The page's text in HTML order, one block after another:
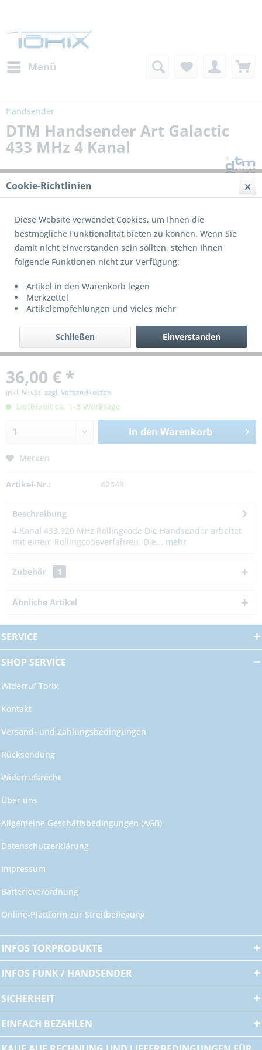
Menü
Handsender
DTM Handsender Art Galactic
433 MHz 4 Kanal
36,00 € *
inkl. MwSt. zzgl. Versandkosten
Lieferzeit ca. 1-3 Werktage
In den Warenkorb
Merken
Artikel-Nr.: 42343
Beschreibung
4 Kanal 433.920 MHz Rollingcode Die Handsender arbeitet
mit einem Rollingcodeverfahren. Die... mehr
Zubehör 1
Ähnliche Artikel
SERVICE
SHOP SERVICE
Widerruf Torix
Kontakt
Versand- und Zahlungsbedingungen
Rücksendung
Widerrufsrecht
Über uns
Allgemeine Geschäftsbedingungen (AGB)
Datenschutzerklärung
Impressum
Batterieverordnung
Online-Plattform zur Streitbeilegung
INFOS TORPRODUKTE
INFOS FUNK / HANDSENDER
SICHERHEIT
EINFACH BEZAHLEN
Cookie-Richtlinien
Diese Website verwendet Cookies, um Ihnen die
bestmögliche Funktionalität bieten zu können. Wenn Sie
damit nicht einverstanden sein sollten, stehen Ihnen
folgende Funktionen nicht zur Verfügung:
Artikel in den Warenkorb legen
Merkzettel
Artikelempfehlungen und vieles mehr
Einverstanden
Schließen